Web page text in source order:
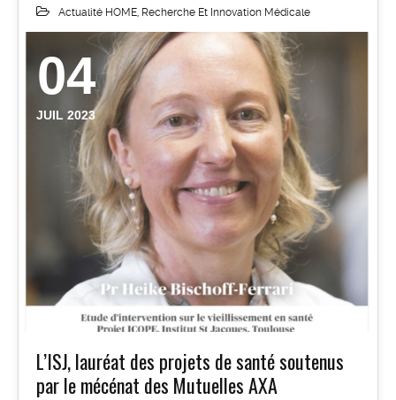
Actualité HOME, Recherche Et Innovation Médicale
04
JUIL 2023
L’ISJ, lauréat des projets de santé soutenus
par le mécénat des Mutuelles AXA